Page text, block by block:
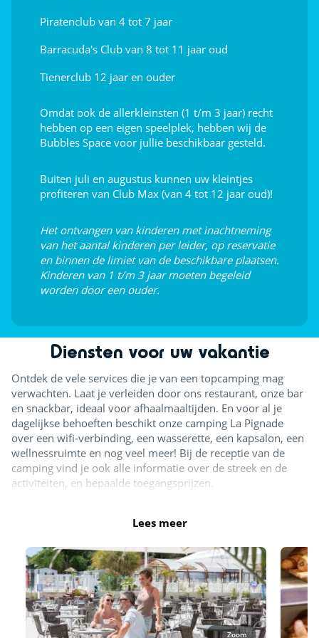
De eilanden Madame, Aix en Oléron
Fort Boyard
Rochefort
La Rochelle
Piratenclub van 4 tot 7 jaar
Barracuda's Club van 8 tot 11 jaar oud
Tienerclub 12 jaar en ouder
Omdat ook de allerkleinsten (1 t/m 3 jaar) recht
hebben op een eigen speelplek, hebben wij de
Bubbles Space voor jullie beschikbaar gesteld.
Buiten juli en augustus kunnen uw kleintjes
profiteren van Club Max (van 4 tot 12 jaar oud)!
Het ontvangen van kinderen met inachtneming
van het aantal kinderen per leider, op reservatie
en binnen de limiet van de beschikbare plaatsen.
Kinderen van 1 t/m 3 jaar moeten begeleid
worden door een ouder.
Diensten voor uw vakantie
Ontdek de vele services die je van een topcamping mag
verwachten. Laat je verleiden door ons restaurant, onze bar
en snackbar, ideaal voor afhaalmaaltijden. En voor al je
dagelijkse behoeften beschikt onze camping La Pignade
over een wifi-verbinding, een wasserette, een kapsalon, een
wellnessruimte en nog veel meer! Bij de receptie van de
camping vind je ook alle informatie over de streek en de
activiteiten, en bepaalde toegangsprijzen.
Lees meer
Zoom